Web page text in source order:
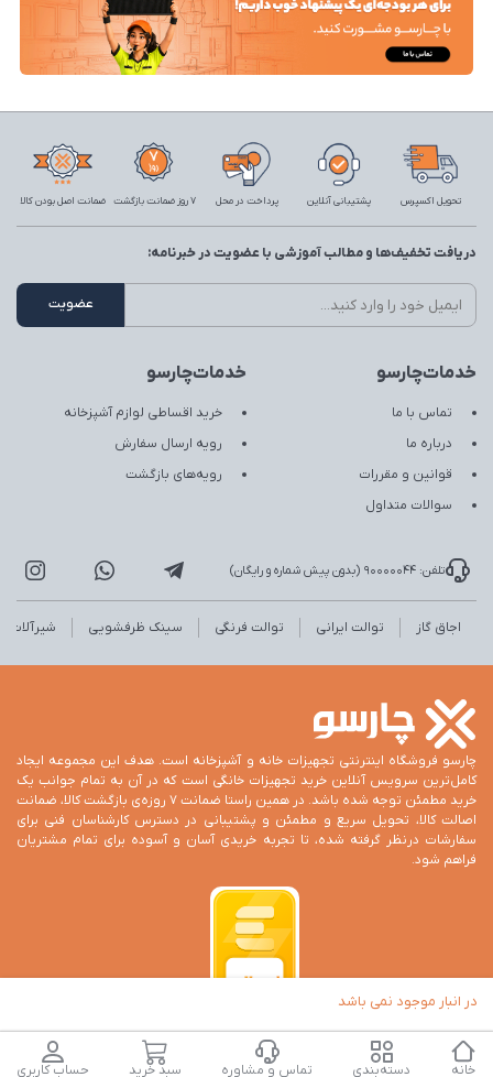
در انبار موجود نمی باشد
تحویل اکسپرس پشتیبانی آنلاین پرداخت در محل 7 روز ضمانت بازگشت ضمانت اصل بودن کالا
خدمات‌چارسو
تماس با ما
درباره ما
قوانین و مقررات
سوالات متداول
خدمات‌چارسو
خرید اقساطی لوازم آشپزخانه
رویه ارسال سفارش
رویه‌های بازگشت
دریافت تخفیف‌ها و مطالب آموزشی با عضویت در خبرنامه:
تلفن: 90000044 (بدون پیش شماره و رایگان)
اجاق گاز توالت ایرانی توالت فرنگی سینک ظرفشویی شیرآلات
چارسو فروشگاه اینترنتی تجهیزات خانه و آشپزخانه است. هدف این مجموعه ایجاد
کامل‌ترین سرویس آنلاین خرید تجهیزات خانگی است که در آن به تمام جوانب یک
خرید مطمئن توجه شده باشد. در همین راستا ضمانت 7 روزه‌ی بازگشت کالا، ضمانت
اصالت کالا، تحویل سریع و مطمئن و پشتیبانی در دسترس کارشناسان فنی برای
سفارشات درنظر گرفته شده، تا تجربه خریدی آسان و آسوده برای تمام مشتریان
فراهم شود.
تمام حقوق این وب‌سایت برای فروشگاه اینترنتی چارسو است.
خانه دسته‌بندی تماس و مشاوره سبد خرید حساب کاربری